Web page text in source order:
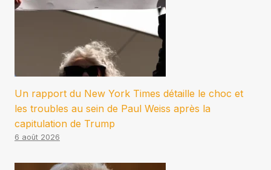
Un rapport du New York Times détaille le choc et
les troubles au sein de Paul Weiss après la
capitulation de Trump
6 août 2026